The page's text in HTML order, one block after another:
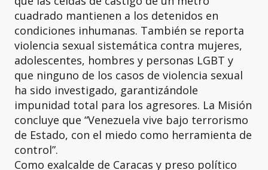
cuadrado mantienen a los detenidos en
condiciones inhumanas. También se reporta
violencia sexual sistemática contra mujeres,
adolescentes, hombres y personas LGBT y
que ninguno de los casos de violencia sexual
ha sido investigado, garantizándole
impunidad total para los agresores. La Misión
concluye que “Venezuela vive bajo terrorismo
de Estado, con el miedo como herramienta de
control”.
Como exalcalde de Caracas y preso político